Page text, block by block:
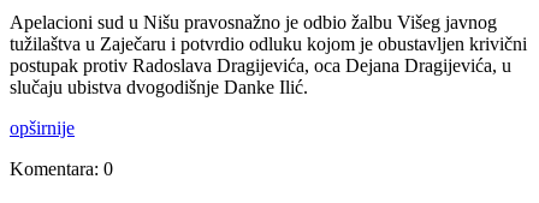
Apelacioni sud u Nišu pravosnažno je odbio žalbu Višeg javnog
tužilaštva u Zaječaru i potvrdio odluku kojom je obustavljen krivični
postupak protiv Radoslava Dragijevića, oca Dejana Dragijevića, u
slučaju ubistva dvogodišnje Danke Ilić.
opširnije
Komentara: 0